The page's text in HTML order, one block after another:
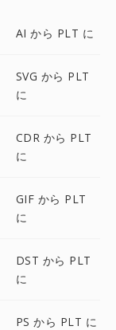
AI から PLT に
SVG から PLT
に
CDR から PLT
に
GIF から PLT
に
DST から PLT
に
PS から PLT に